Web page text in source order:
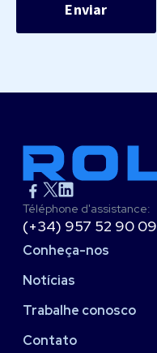
Téléphone d'assistance:
(+34) 957 52 90 09
Conheça-nos
Notícias
Trabalhe conosco
Contato